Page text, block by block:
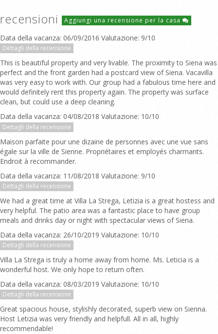
recensioni Aggiungi una recensione per la casa
Data della vacanza: 06/09/2016 Valutazione: 9/10
Dettagli della recensione
This is beautiful property and very livable. The proximity to Siena was
perfect and the front garden had a postcard view of Siena. Vacavilla
was very easy to work with. Our group had a fabulous time here and
would definitely rent this property again. The property was surface
clean, but could use a deep cleaning.
Data della vacanza: 04/08/2018 Valutazione: 10/10
Dettagli della recensione
Maison parfaite pour une dizaine de personnes avec une vue sans
égale sur la ville de Sienne. Propriétaires et employés charmants.
Endroit à recommander.
Data della vacanza: 11/08/2018 Valutazione: 9/10
Dettagli della recensione
We had a great time at Villa La Strega, Letizia is a great hostess and
very helpful. The patio area was a fantastic place to have group
meals and drinks day or night with spectacular views of Siena.
Data della vacanza: 26/10/2019 Valutazione: 10/10
Dettagli della recensione
Villa La Strega is truly a home away from home. Ms. Leticia is a
wonderful host. We only hope to return often.
Data della vacanza: 08/03/2019 Valutazione: 10/10
Dettagli della recensione
Great spacious house, stylishly decorated, superb view on Sienna.
Host Letizia was very friendly and helpfull. All in all, highly
recommendable!